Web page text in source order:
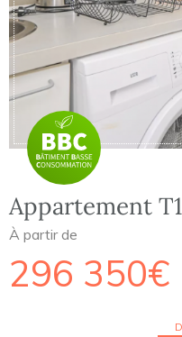
Appartement
À partir de
296 350€